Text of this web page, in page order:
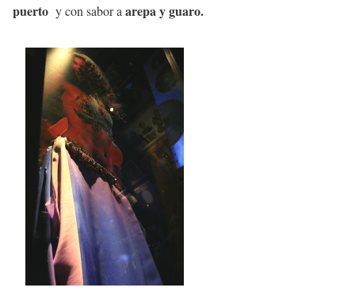
puerto y con sabor a arepa y guaro.